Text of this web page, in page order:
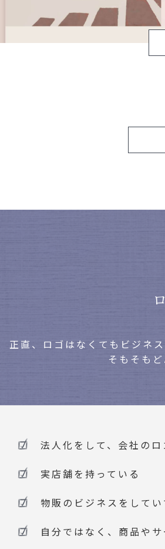
正直、ロゴはなくてもビジネ
そもそも
法人化をして、会社の
実店舗を持っている
物販のビジネスをして
自分ではなく、商品や